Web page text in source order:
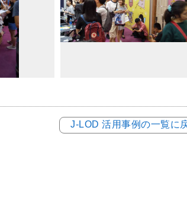
J-LOD 活用事例の一覧に